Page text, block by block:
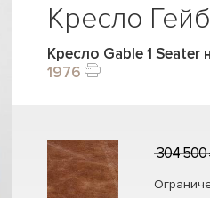
Кресло
Кресло Gable 1 Seater
1976
304 500